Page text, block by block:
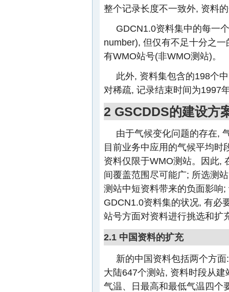
整个记录长度不一致外, 资料
GDCN1.0资料集中的每一
number), 但仅有不足十分之
有WMO站号(非WMO测站)。
此外, 资料集包含的198个
对稀疏, 记录结束时间为1997
2 GSCDDS的建设方
由于气候变化问题的存在,
目前业务中应用的气候平均时
资料仅限于WMO测站。因此,
间覆盖范围尽可能广; 所选测
测站中短资料带来的负面影响
GDCN1.0资料集的状况, 有必
站号方面对资料进行挑选和扩
2.1 中国资料的扩充
新的中国资料包括两个方
大陆647个测站, 资料时段从
气温、日最高和最低气温四个